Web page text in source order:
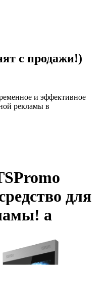
с продажи!)
и эффективное
рекламы в
для
а